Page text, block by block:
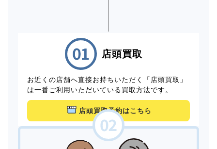
店頭買取
お近くの店舗へ直接お持ちいただく「店頭買取」
は一番ご利用いただいている買取方法です。
店頭買取予約はこちら